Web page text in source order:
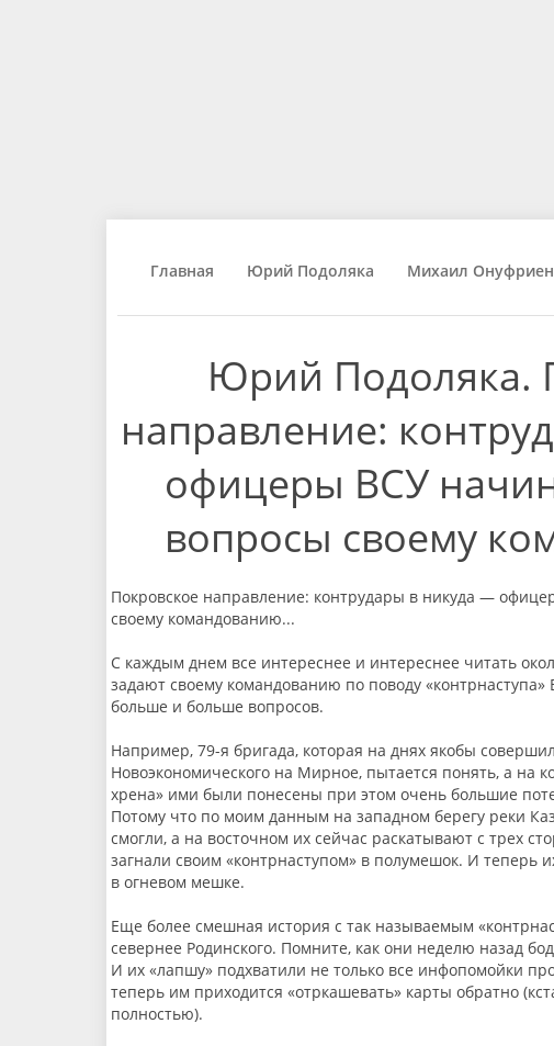
Главная Юрий Подоляка Михаил
Юрий Подоляка.
направление:
офицеры ВСУ
вопросы своему
Покровское направление: контрудары в никуда —
своему командованию...
С каждым днем все интереснее и интереснее читать
задают своему командованию по поводу
больше и больше вопросов.
Например, 79-я бригада, которая на днях якобы
Новоэкономического на Мирное, пытается понять, а на
хрена» ими были понесены при этом очень большие
Потому что по моим данным на западном берегу реки
смогли, а на восточном их сейчас раскатывают с трех
загнали своим «контрнаступом» в полумешок. И теперь
в огневом мешке.
Еще более смешная история с так называемым
севернее Родинского. Помните, как они неделю назад
И их «лапшу» подхватили не только все инфопомойки
теперь им приходится «отркашевать» карты обратно
полностью).